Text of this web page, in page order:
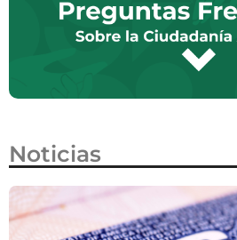
Noticias